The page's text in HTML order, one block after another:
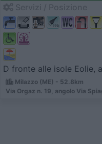
D fronte alle isole Eolie,
Milazzo (ME) - 52.8km
Via Orgaz n. 19, angolo Via